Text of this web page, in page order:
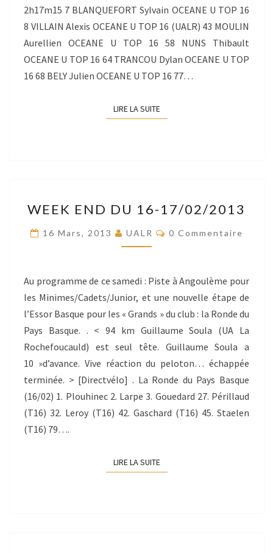
2h17m15 7 BLANQUEFORT Sylvain OCEANE U TOP 16
8 VILLAIN Alexis OCEANE U TOP 16 (UALR) 43 MOULIN
Aurellien OCEANE U TOP 16 58 NUNS Thibault
OCEANE U TOP 16 64 TRANCOU Dylan OCEANE U TOP
16 68 BELY Julien OCEANE U TOP 16 77…
LIRE LA SUITELIRE LA SUITE
END
DU
16-
WEEK END DU 16-17/02/2013
16 Mars, 2013 UALR Commentaires
0 Commentaire
Au programme de ce samedi : Piste à Angoulème pour
les Minimes/Cadets/Junior, et une nouvelle étape de
l’Essor Basque pour les « Grands » du club : la Ronde du
Pays Basque. . < 94 km Guillaume Soula (UA La
Rochefoucauld) est seul tête. Guillaume Soula a
10 »d’avance. Vive réaction du peloton… échappée
terminée. > [Directvélo] . La Ronde du Pays Basque
(16/02) 1. Plouhinec 2. Larpe 3. Gouedard 27. Périllaud
(T16) 32. Leroy (T16) 42. Gaschard (T16) 45. Staelen
(T16) 79….
LIRE LA SUITELIRE LA SUITE